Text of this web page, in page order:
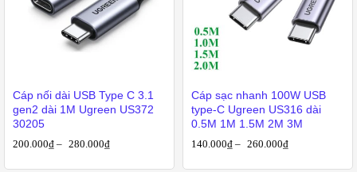
Cáp nối dài USB Type C 3.1
gen2 dài 1M Ugreen US372
30205
200.000₫ – 280.000₫
Cáp sạc nhanh 100W USB
type-C Ugreen US316 dài
0.5M 1M 1.5M 2M 3M
140.000₫ – 260.000₫